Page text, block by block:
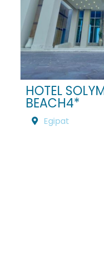
HOTEL
BEACH4*
Egipat